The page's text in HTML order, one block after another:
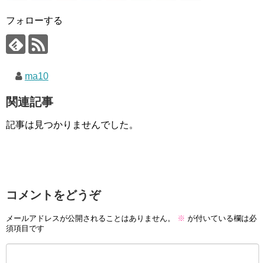
フォローする
ma10
関連記事
記事は見つかりませんでした。
コメントをどうぞ
メールアドレスが公開されることはありません。 ※ が付いている欄は必
須項目です